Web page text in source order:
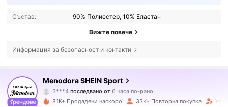
Състав: 90% Полиестер, 10% Еластан
Вижте повече
Информация за безопасност и контакти
Menodora SHEIN Sport
3***4 последвано от
6 часа по-рано
a***aразглежда
4.85
58K Последователи
81K+ Продадени наскоро 33K+ Повторна покупка